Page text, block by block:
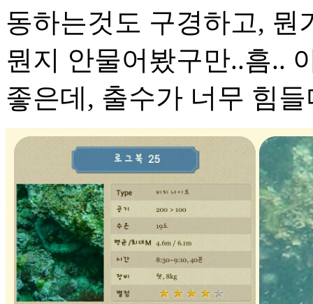
동하는것도 구경하고, 뭔
뭔지 안물어봤구만..흠..
좋은데, 출수가 너무 힘